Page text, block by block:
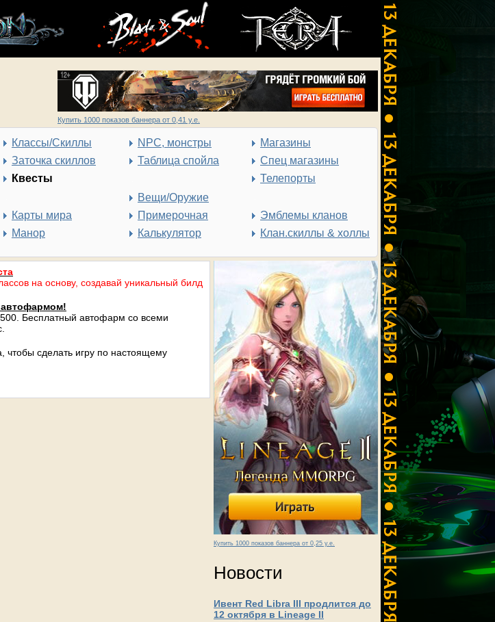
Купить 1000 показов баннера от 0,41 у.е.
Классы/Скиллы
Заточка скиллов
Квесты
Карты мира
Манор
NPC, монстры
Таблица спойла
Вещи/Оружие
Примерочная
Калькулятор
Магазины
Спец магазины
Телепорты
Эмблемы кланов
Клан.скиллы & холлы
Купить 1000 показов баннера от 0,25 у.е.
Новости
Ивент Red Libra III продлится до
12 октября в Lineage II
на основу, создавай уникальный билд
автофармом!
Бесплатный автофарм со всеми
чтобы сделать игру по настоящему